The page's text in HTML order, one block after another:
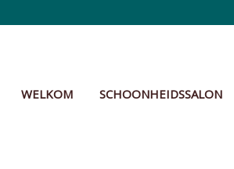
WELKOM SCHOONHEIDSSALON